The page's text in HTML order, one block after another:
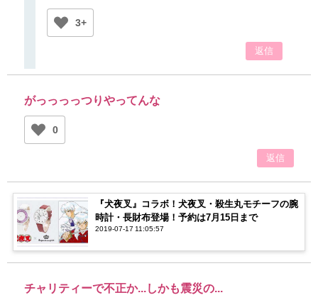
3+
返信
がっっっっつりやってんな
0
返信
『犬夜叉』コラボ！犬夜叉・殺生丸モチーフの腕
時計・長財布登場！予約は7月15日まで
2019-07-17 11:05:57
チャリティーで不正か...しかも震災の...